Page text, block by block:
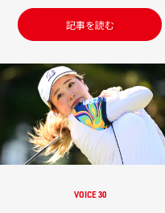
記事を読む
VOICE 30